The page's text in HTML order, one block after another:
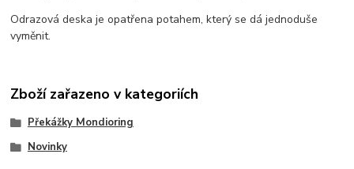
Odrazová deska je opatřena potahem, který se dá jednoduše
vyměnit.
Zboží zařazeno v kategoriích
Překážky Mondioring
Novinky